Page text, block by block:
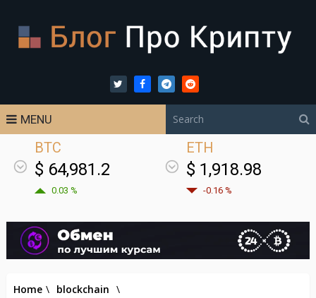
MENU
BTC
$ 64,981.2
0.03 %
ETH
$ 1,918.98
-0.16 %
Home \ blockchain \